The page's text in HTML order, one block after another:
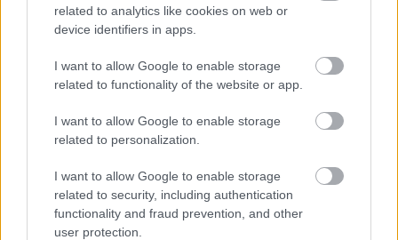
related to analytics like cookies on web or
device identifiers in apps.
I want to allow Google to enable storage
related to functionality of the website or app.
I want to allow Google to enable storage
related to personalization.
I want to allow Google to enable storage
related to security, including authentication
functionality and fraud prevention, and other
user protection.